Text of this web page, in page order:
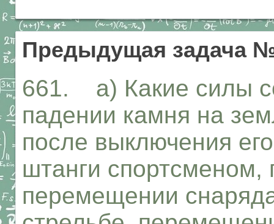
Предыдущая задача
661. а) Какие силы
падении камня на
после выключения
штанги
перемещении